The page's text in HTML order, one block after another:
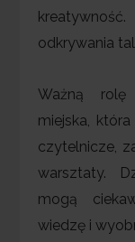
odkrywania
Ważną rolę
miejska,
czytelnicze,
warsztaty.
mogą
wiedzę i